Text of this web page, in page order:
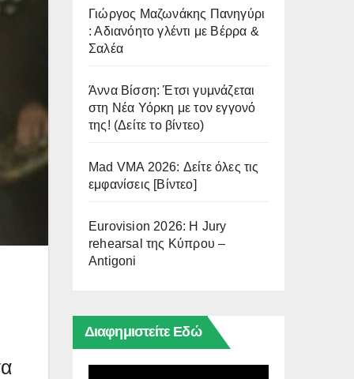
Γιώργος Μαζωνάκης Πανηγύρι
: Αδιανόητο γλέντι με Βέρρα &
Σαλέα
Άννα Βίσση: Έτσι γυμνάζεται
στη Νέα Υόρκη με τον εγγονό
της! (Δείτε το βίντεο)
Mad VMA 2026: Δείτε όλες τις
εμφανίσεις [Βίντεο]
Eurovision 2026: Η Jury
rehearsal της Κύπρου –
Antigoni
Διαφημιστείτε Εδώ